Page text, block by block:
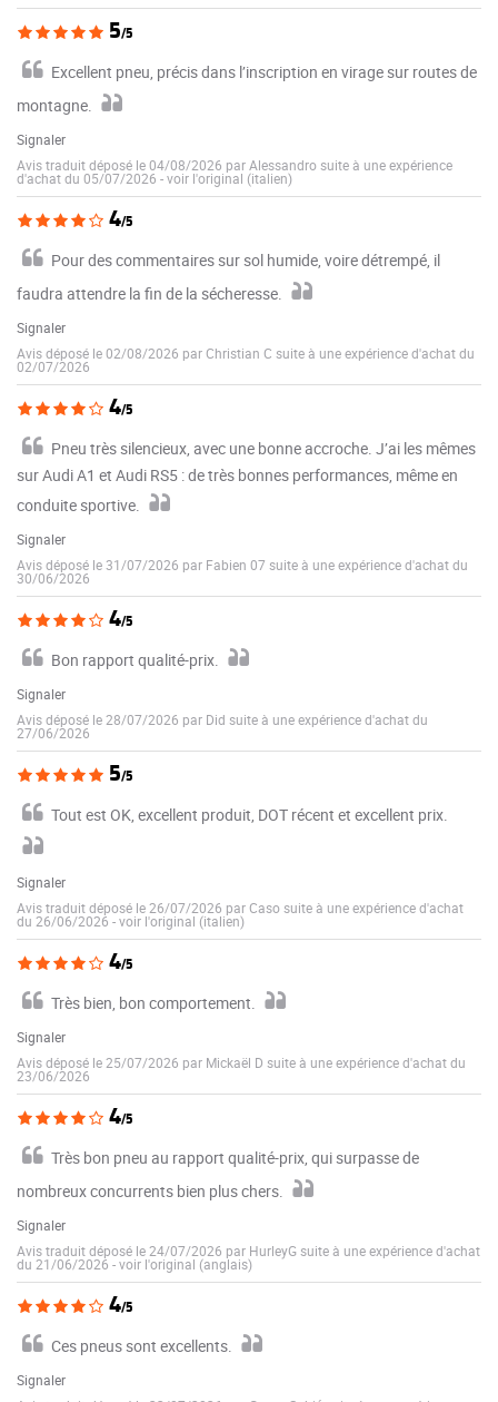
5/5
Excellent pneu, précis dans l’inscription en virage sur routes de
montagne.
Signaler
Avis traduit déposé le 04/08/2026 par Alessandro suite à une expérience
d'achat du 05/07/2026 -voir l'original (italien)
4/5
Pour des commentaires sur sol humide, voire détrempé, il
faudra attendre la fin de la sécheresse.
Signaler
Avis déposé le 02/08/2026 par Christian C suite à une expérience d'achat du
02/07/2026
4/5
Pneu très silencieux, avec une bonne accroche. J’ai les mêmes
sur Audi A1 et Audi RS5 : de très bonnes performances, même en
conduite sportive.
Signaler
Avis déposé le 31/07/2026 par Fabien 07 suite à une expérience d'achat du
30/06/2026
4/5
Bon rapport qualité-prix.
Signaler
Avis déposé le 28/07/2026 par Did suite à une expérience d'achat du
27/06/2026
5/5
Tout est OK, excellent produit, DOT récent et excellent prix.
Signaler
Avis traduit déposé le 26/07/2026 par Caso suite à une expérience d'achat
du 26/06/2026 -voir l'original (italien)
4/5
Très bien, bon comportement.
Signaler
Avis déposé le 25/07/2026 par Mickaël D suite à une expérience d'achat du
23/06/2026
4/5
Très bon pneu au rapport qualité-prix, qui surpasse de
nombreux concurrents bien plus chers.
Signaler
Avis traduit déposé le 24/07/2026 par HurleyG suite à une expérience d'achat
du 21/06/2026 -voir l'original (anglais)
4/5
Ces pneus sont excellents.
Signaler